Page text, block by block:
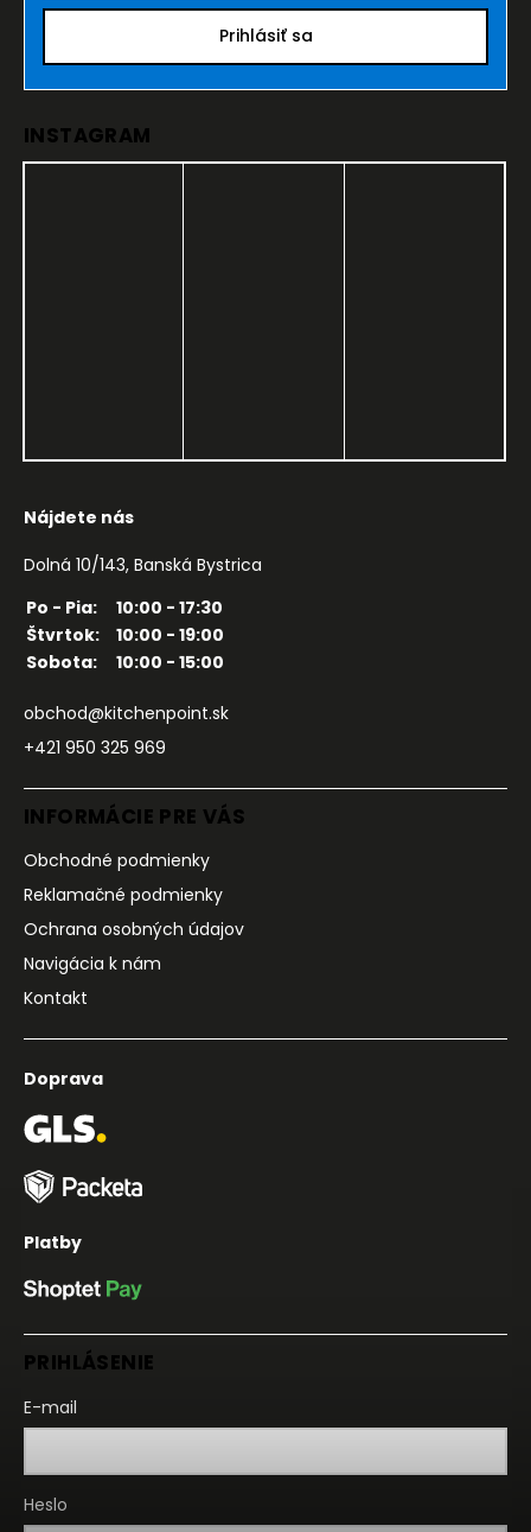
Prihlásiť sa
INSTAGRAM
Nájdete nás
Dolná 10/143, Banská Bystrica
Po - Pia:
10:00 - 17:30
Štvrtok:
10:00 - 19:00
Sobota:
10:00 - 15:00
obchod@kitchenpoint.sk
+421 950 325 969
INFORMÁCIE PRE VÁS
Obchodné podmienky
Reklamačné podmienky
Ochrana osobných údajov
Navigácia k nám
Kontakt
Doprava
Platby
PRIHLÁSENIE
E-mail
Heslo